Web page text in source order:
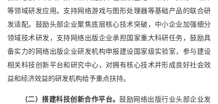
等领域研发应用。支持网络游戏与图形处理器等基础产品的联合研
发适配。鼓励头部企业聚焦底层核心技术突破，中小企业加强细分
领域技术研发，支持网络出版企业承担国家重大科研任务，鼓励具
备实力的网络出版企业研发机构申报建设国家级实验室，参与建设
相关科技创新平台和研究中心，对拥有核心技术并形成良好社会效
益和经济效益的研发机构给予重点扶持。
（二）搭建科技创新合作平台。 鼓励网络出版行业头部企业发